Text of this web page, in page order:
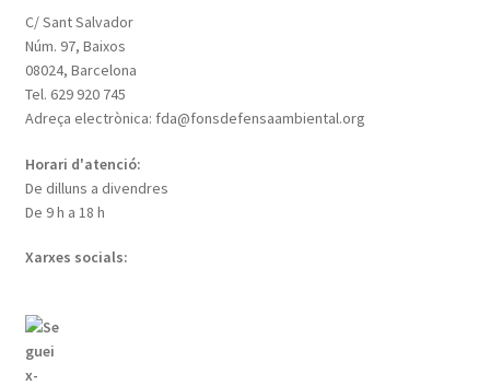
C/ Sant Salvador
Núm. 97, Baixos
08024, Barcelona
Tel. 629 920 745
Adreça electrònica: fda@fonsdefensaambiental.org
Horari d'atenció:
De dilluns a divendres
De 9 h a 18 h
Xarxes socials: